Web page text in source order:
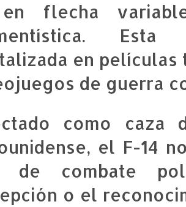
flecha
en películas
de guerra
como caza
el F-14
de combate
o el